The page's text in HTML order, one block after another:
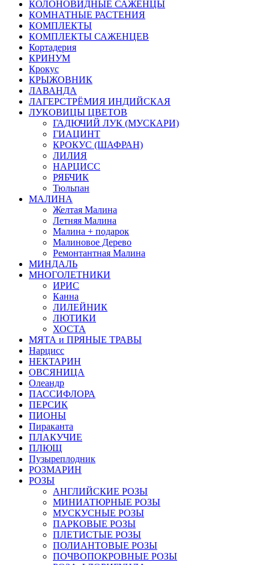
КОЛОНОВИДНЫЕ САЖЕНЦЫ
КОМНАТНЫЕ РАСТЕНИЯ
КОМПЛЕКТЫ
КОМПЛЕКТЫ САЖЕНЦЕВ
Кортадерия
КРИНУМ
Крокус
КРЫЖОВНИК
ЛАВАНДА
ЛАГЕРСТРЁМИЯ ИНДИЙСКАЯ
ЛУКОВИЦЫ ЦВЕТОВ
ГАДЮЧИЙ ЛУК (МУСКАРИ)
ГИАЦИНТ
КРОКУС (ШАФРАН)
ЛИЛИЯ
НАРЦИСС
РЯБЧИК
Тюльпан
МАЛИНА
Желтая Малина
Летняя Малина
Малина + подарок
Малиновое Дерево
Ремонтантная Малина
МИНДАЛЬ
МНОГОЛЕТНИКИ
ИРИС
Канна
ЛИЛЕЙНИК
ЛЮТИКИ
ХОСТА
МЯТА и ПРЯНЫЕ ТРАВЫ
Нарцисс
НЕКТАРИН
ОВСЯНИЦА
Олеандр
ПАССИФЛОРА
ПЕРСИК
ПИОНЫ
Пираканта
ПЛАКУЧИЕ
ПЛЮЩ
Пузыреплодник
РОЗМАРИН
РОЗЫ
АНГЛИЙСКИЕ РОЗЫ
МИНИАТЮРНЫЕ РОЗЫ
МУСКУСНЫЕ РОЗЫ
ПАРКОВЫЕ РОЗЫ
ПЛЕТИСТЫЕ РОЗЫ
ПОЛИАНТОВЫЕ РОЗЫ
ПОЧВОПОКРОВНЫЕ РОЗЫ